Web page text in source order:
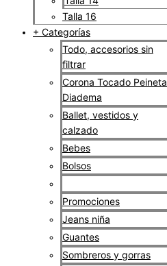
Talla 16
+ Categorías
Todo, accesorios sin
filtrar
Corona Tocado Peineta
Diadema
Ballet, vestidos y
calzado
Bebes
Bolsos
Promociones
Jeans niña
Guantes
Sombreros y gorras